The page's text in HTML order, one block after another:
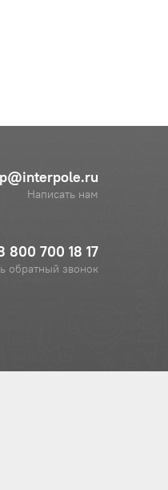
Написать нам
800 700 18 17
обратный звонок